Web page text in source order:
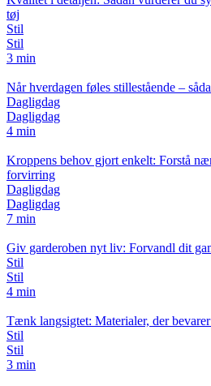
tøj
Stil
Stil
3 min
Når hverdagen føles stillestående –
Dagligdag
Dagligdag
4 min
Kroppens behov gjort enkelt: Forstå
forvirring
Dagligdag
Dagligdag
7 min
Giv garderoben nyt liv: Forvandl dit
Stil
Stil
4 min
Tænk langsigtet: Materialer, der
Stil
Stil
3 min